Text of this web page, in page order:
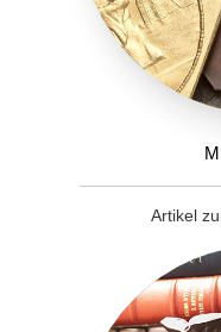
Artikel